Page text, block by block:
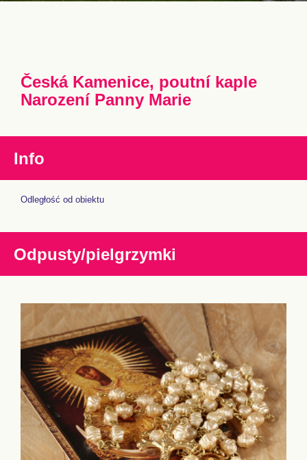
Česká Kamenice, poutní kaple
Narození Panny Marie
Info
Odległość od obiektu
Odpusty/pielgrzymki